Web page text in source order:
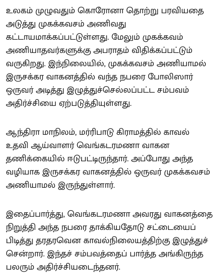
உலகம் முழுவதும் கொரோனா தொற்று பரவியதை
அடுத்து முகக்கவசம் அணிவது
கட்டாயமாக்கப்பட்டுள்ளது. மேலும் முகக்கவம்
அணியாதவர்களுக்கு அபராதம் விதிக்கப்பட்டும்
வருகிறது. இந்நிலையில், முகக்கவசம் அணியாமல்
இருசக்கர வாகனத்தில் வந்த நபரை போலிஸார்
ஒருவர் அடித்து இழுத்துச்செல்லப்பட்ட சம்பவம்
அதிர்ச்சியை ஏற்படுத்தியுள்ளது.
ஆந்திரா மாநிலம், மர்ரிபாடு கிராமத்தில் காவல்
உதவி ஆய்வாளர் வெங்கடரமணா வாகன
தணிக்கையில் ஈடுபட்டிருந்தார். அப்போது அந்த
வழியாக இருசக்கர வாகனத்தில் ஒருவர் முகக்கவசம்
அணியாமல் இருந்துள்ளார்.
இதைப்பார்த்து, வெங்கடரமணா அவரது வாகனத்தை
நிறுத்தி அந்த நபரை தாக்கியதோடு சட்டையைப்
பிடித்து தரதரவென காவல்நிலையத்திற்கு இழுத்துச்
சென்றார். இந்தச் சம்பவத்தைப் பார்த்த அங்கிருந்த
பலரும் அதிர்ச்சியடைந்தனர்.